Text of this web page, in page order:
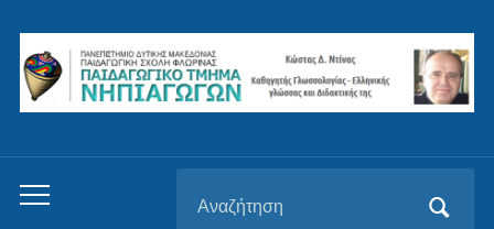
Εναλλαγή
για: